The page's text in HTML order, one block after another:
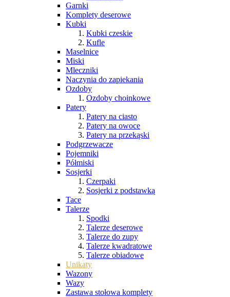
Garnki
Komplety deserowe
Kubki
Kubki czeskie
Kufle
Maselnice
Miski
Mleczniki
Naczynia do zapiekania
Ozdoby
Ozdoby choinkowe
Patery
Patery na ciasto
Patery na owoce
Patery na przekąski
Podgrzewacze
Pojemniki
Półmiski
Sosjerki
Czerpaki
Sosjerki z podstawką
Tace
Talerze
Spodki
Talerze deserowe
Talerze do zupy
Talerze kwadratowe
Talerze obiadowe
Unikaty
Wazony
Wazy
Zastawa stołowa komplety